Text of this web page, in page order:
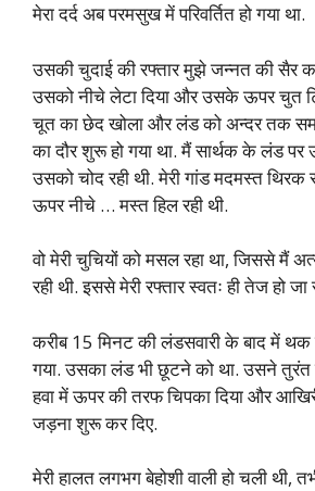
मेरा दर्द अब परमसुख में परिवर्तित हो गया था.
उसकी चुदाई की रफ्तार मुझे जन्नत की सैर
उसको नीचे लेटा दिया और उसके ऊपर चुत
चूत का छेद खोला और लंड को अन्दर तक
का दौर शुरू हो गया था. मैं सार्थक के लंड
उसको चोद रही थी. मेरी गांड मदमस्त
ऊपर नीचे … मस्त हिल रही थी.
वो मेरी चुचियों को मसल रहा था, जिससे मैं
रही थी. इससे मेरी रफ्तार स्वतः ही तेज हो जा
करीब 15 मिनट की लंडसवारी के बाद में थक
गया. उसका लंड भी छूटने को था. उसने तुरंत
हवा में ऊपर की तरफ चिपका दिया और
जड़ना शुरू कर दिए.
मेरी हालत लगभग बेहोशी वाली हो चली थी,